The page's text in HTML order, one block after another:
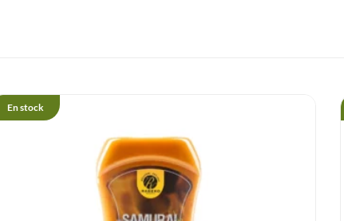
En stock